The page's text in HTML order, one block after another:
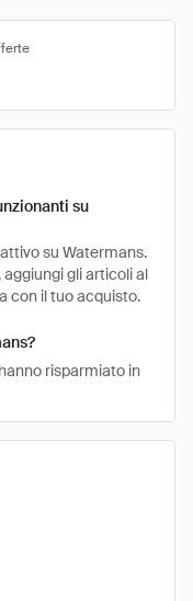
su
su Watermans.
gli articoli al
con il tuo acquisto.
risparmiato in